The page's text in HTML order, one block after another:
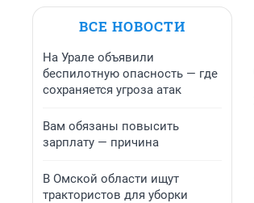
ВСЕ НОВОСТИ
На Урале объявили
беспилотную опасность — где
сохраняется угроза атак
Вам обязаны повысить
зарплату — причина
В Омской области ищут
трактористов для уборки